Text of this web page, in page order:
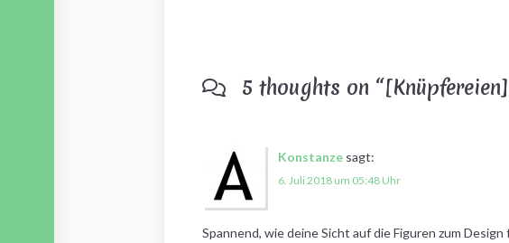
5 thoughts on “
Konstanze sagt:
6. Juli 2018 um 05:48 Uhr
Spannend, wie deine Sicht auf die Figuren zum